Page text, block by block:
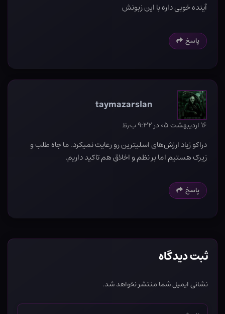
آینده خوبی داره با این زبونش
پاسخ
taymazarslan
۱۶ اردیبهشت ۰۵ در ۹:۳۲ ب٫ظ
دراکو زیاد ارزش‌های اسلیترین رو رعایت نمیکرد. ما جاه طلب و
زیرک هستیم اما بر نظم و اخلاق هم تاکید داریم.
پاسخ
ثبت دیدگاه
نشانی ایمیل شما منتشر نخواهد شد.
نام